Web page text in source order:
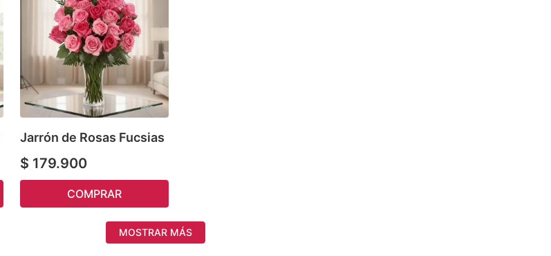
Jarrón de Rosas Fucsias
$ 179.900
COMPRAR
MOSTRAR MÁS